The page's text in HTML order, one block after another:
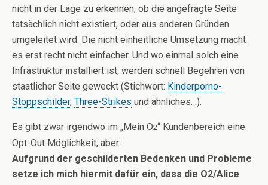
nicht in der Lage zu erkennen, ob die angefragte Seite
tatsächlich nicht existiert, oder aus anderen Gründen
umgeleitet wird. Die nicht einheitliche Umsetzung macht
es erst recht nicht einfacher. Und wo einmal solch eine
Infrastruktur installiert ist, werden schnell Begehren von
staatlicher Seite geweckt (Stichwort: Kinderporno-
Stoppschilder, Three-Strikes und ähnliches…).
Es gibt zwar irgendwo im „Mein O2“ Kundenbereich eine
Opt-Out Möglichkeit, aber:
Aufgrund der geschilderten Bedenken und Probleme
setze ich mich hiermit dafür ein, dass die O2/Alice